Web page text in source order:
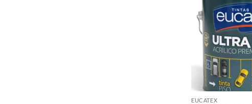
EUCATEX